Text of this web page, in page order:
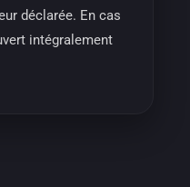
déclarée. En cas
intégralement